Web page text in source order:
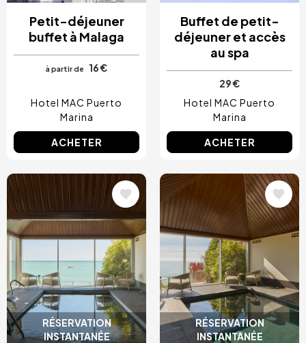
Petit-déjeuner
buffet à Malaga
à partir de 16 €
Hotel MAC Puerto
Marina
ACHETER
Buffet de petit-
déjeuner et accès
au spa
29 €
Hotel MAC Puerto
Marina
ACHETER
RÉSERVATION
INSTANTANÉE
Image
RÉSERVATION
INSTANTANÉE
Image